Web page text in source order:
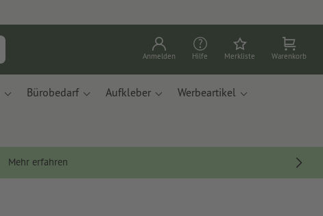
Anmelden Hilfe Merkliste Warenkorb
Bürobedarf Aufkleber Werbeartikel
Mehr erfahren